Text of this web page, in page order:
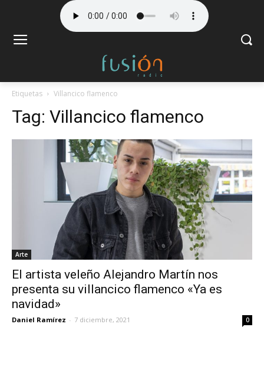
Etiquetas Villancico flamenco
Tag: Villancico flamenco
Arte
El artista veleño Alejandro Martín nos
presenta su villancico flamenco «Ya es
navidad»
Daniel Ramírez - 7 diciembre, 2021 0